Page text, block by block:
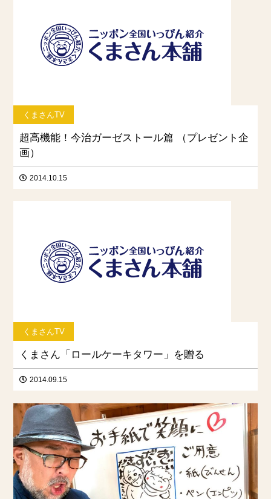
くまさんTV
超高機能！今治ガーゼストール篇 （プレゼント企
画）
2014.10.15
くまさんTV
くまさん「ロールケーキタワー」を贈る
2014.09.15